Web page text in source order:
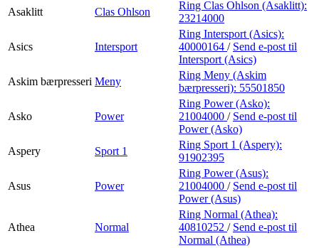
Asaklitt Clas Ohlson
Ring Clas Ohlson (Asaklitt):
23214000
Asics Intersport
Ring Intersport (Asics):
40000164 / Send e-post til
Intersport (Asics)
Askim bærpresseri Meny
Ring Meny (Askim
bærpresseri): 55501850
Asko Power
Ring Power (Asko):
21004000 / Send e-post til
Power (Asko)
Aspery
Sport 1
Ring Sport 1 (Aspery):
91902395
Asus Power
Ring Power (Asus):
21004000 / Send e-post til
Power (Asus)
Athea Normal
Ring Normal (Athea):
40810252 / Send e-post til
Normal (Athea)